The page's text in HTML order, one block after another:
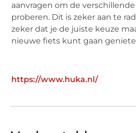
aanvragen om de
proberen. Dit is zeker aan te
zeker dat je de juiste keuze
nieuwe fiets kunt gaan
https://www.huka.nl/